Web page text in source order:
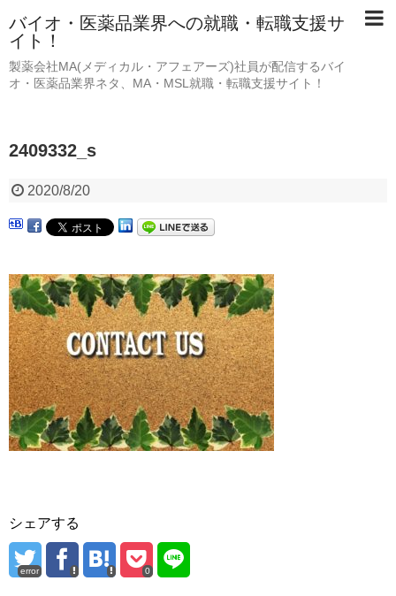
バイオ・医薬品業界への就職・転職支援サ
イト！
製薬会社MA(メディカル・アフェアーズ)社員が配信するバイ
オ・医薬品業界ネタ、MA・MSL就職・転職支援サイト！
2409332_s
2020/8/20
シェアする
error 0